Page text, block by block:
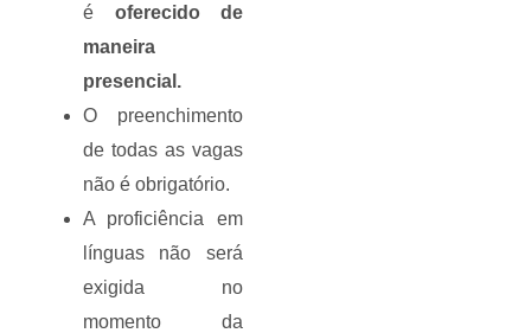
é oferecido de
maneira
presencial.
O preenchimento
de todas as vagas
não é obrigatório.
A proficiência em
línguas não será
exigida no
momento da